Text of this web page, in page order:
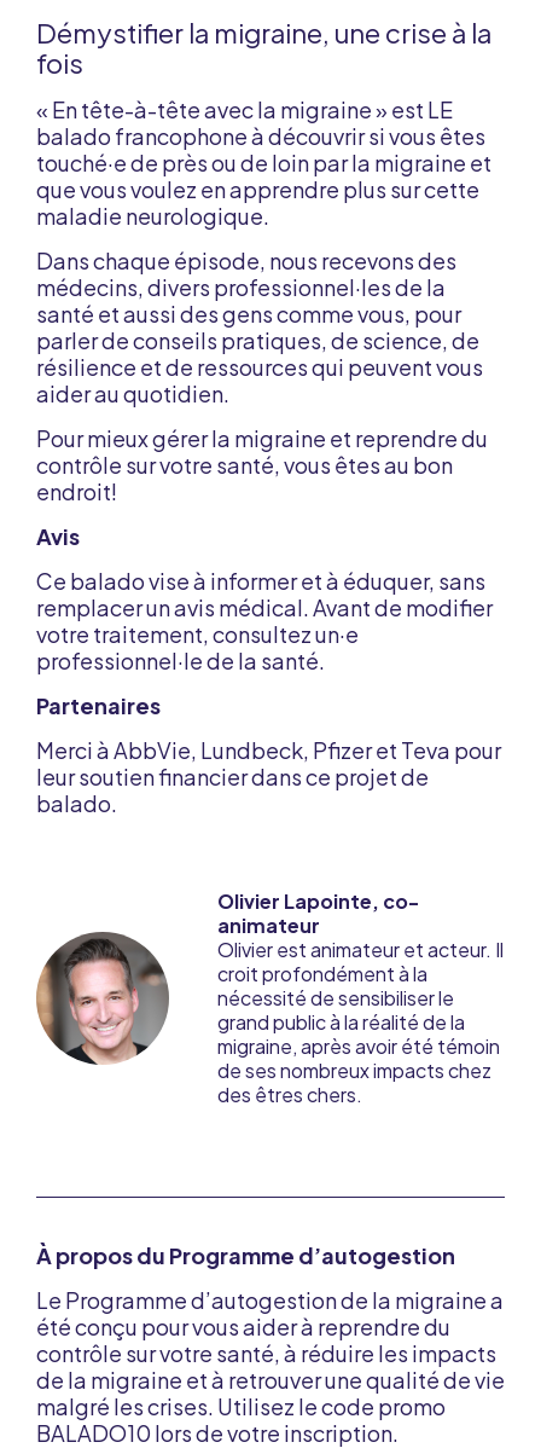
Démystifier la migraine, une crise à la
fois
« En tête-à-tête avec la migraine » est LE
balado francophone à découvrir si vous êtes
touché·e de près ou de loin par la migraine et
que vous voulez en apprendre plus sur cette
maladie neurologique.
Dans chaque épisode, nous recevons des
médecins, divers professionnel·les de la
santé et aussi des gens comme vous, pour
parler de conseils pratiques, de science, de
résilience et de ressources qui peuvent vous
aider au quotidien.
Pour mieux gérer la migraine et reprendre du
contrôle sur votre santé, vous êtes au bon
endroit!
Avis
Ce balado vise à informer et à éduquer, sans
remplacer un avis médical. Avant de modifier
votre traitement, consultez un·e
professionnel·le de la santé.
Partenaires
Merci à AbbVie, Lundbeck, Pfizer et Teva pour
leur soutien financier dans ce projet de
balado.
Olivier Lapointe, co-
animateur
Olivier est animateur et acteur. Il
croit profondément à la
nécessité de sensibiliser le
grand public à la réalité de la
migraine, après avoir été témoin
de ses nombreux impacts chez
des êtres chers.
À propos du Programme d’autogestion
Le Programme d’autogestion de la migraine a
été conçu pour vous aider à reprendre du
contrôle sur votre santé, à réduire les impacts
de la migraine et à retrouver une qualité de vie
malgré les crises. Utilisez le code promo
BALADO10 lors de votre inscription.